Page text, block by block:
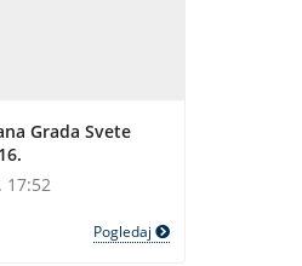
Grada Svete
17:52
Pogledaj